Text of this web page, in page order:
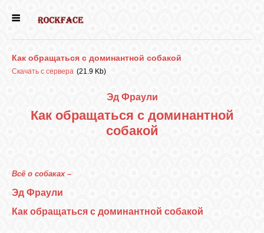
ДЕВОЧКИ
Как обращаться с доминантной собакой
Скачать с сервера (21.9 Kb)
Эд Фраули
Как обращаться с доминантной
собакой
Всё о собаках –
Эд Фраули
Как обращаться с доминантной собакой